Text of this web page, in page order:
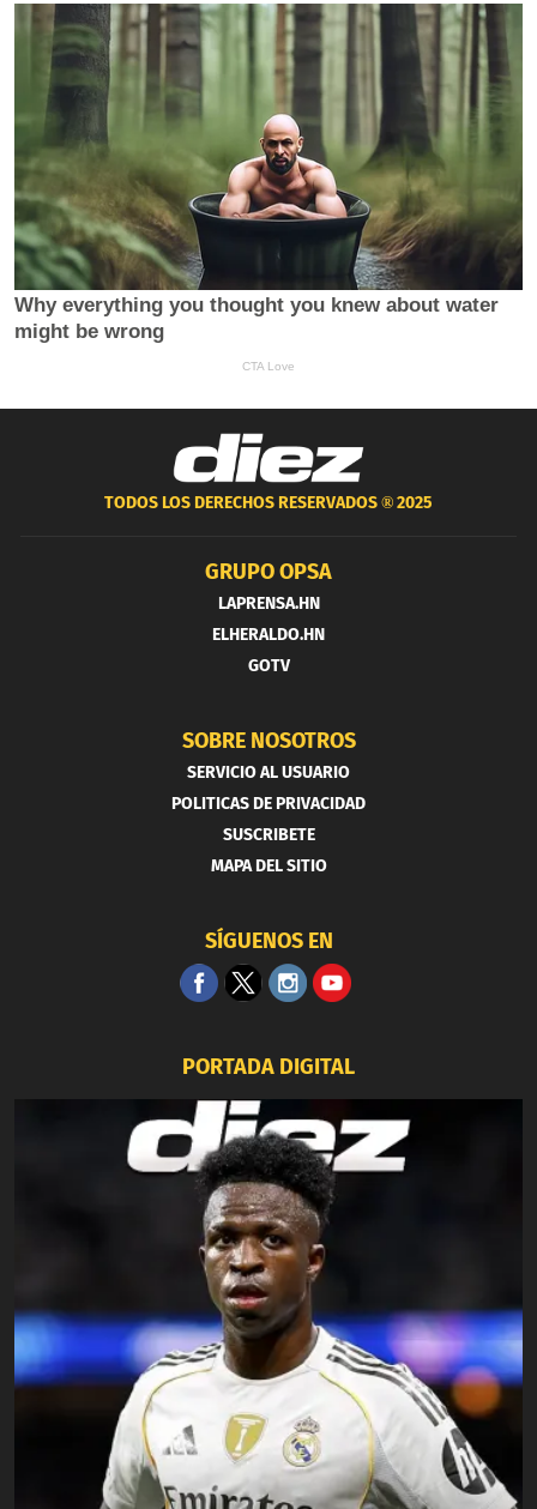
TODOS LOS DERECHOS RESERVADOS ®2025
GRUPO OPSA
LAPRENSA.HN
ELHERALDO.HN
GOTV
SOBRE NOSOTROS
SERVICIO AL USUARIO
POLITICAS DE PRIVACIDAD
SUSCRIBETE
MAPA DEL SITIO
SÍGUENOS EN
PORTADA DIGITAL